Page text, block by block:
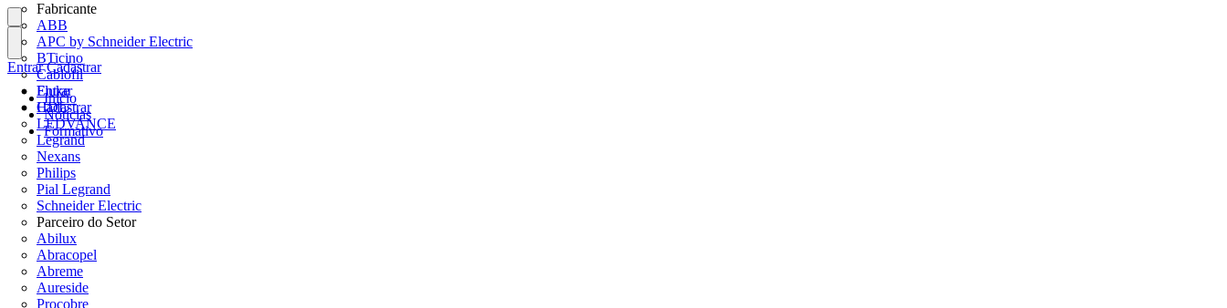
Fabricante
ABB
APC by Schneider Electric
BTicino
Cablofil
Fluke
HDL
LEDVANCE
Legrand
Nexans
Philips
Pial Legrand
Schneider Electric
Parceiro do Setor
Abilux
Abracopel
Abreme
Aureside
Procobre
Entrar
Cadastrar
Entrar Cadastrar
Início
Notícias
Formativo